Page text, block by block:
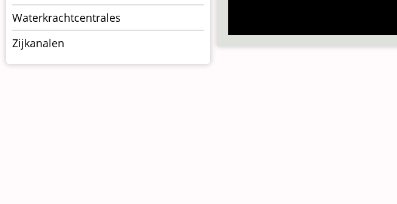
Waterkrachtcentrales
Zijkanalen